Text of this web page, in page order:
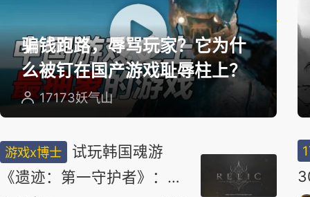
骗钱跑路，辱骂玩家？它为什
么被钉在国产游戏耻辱柱上？
17173妖气山
游戏x博士
试玩韩国魂游
《遗迹：第一守护者》：求